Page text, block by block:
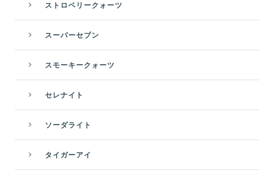
ストロベリークォーツ
スーパーセブン
スモーキークォーツ
セレナイト
ソーダライト
タイガーアイ